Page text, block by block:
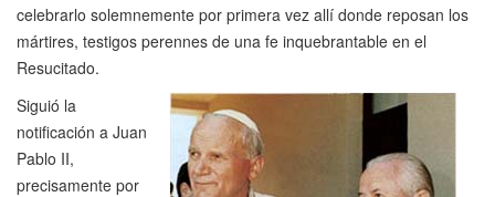
celebrarlo solemnemente por primera vez allí donde reposan los
mártires, testigos perennes de una fe inquebrantable en el
Resucitado.
Siguió la
notificación a Juan
Pablo II,
precisamente por